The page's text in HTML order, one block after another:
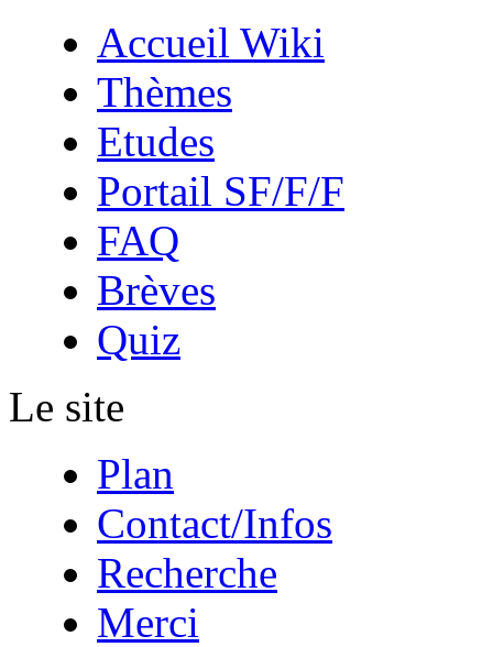
Accueil Wiki
Thèmes
Etudes
Portail SF/F/F
FAQ
Brèves
Quiz
Le site
Plan
Contact/Infos
Recherche
Merci